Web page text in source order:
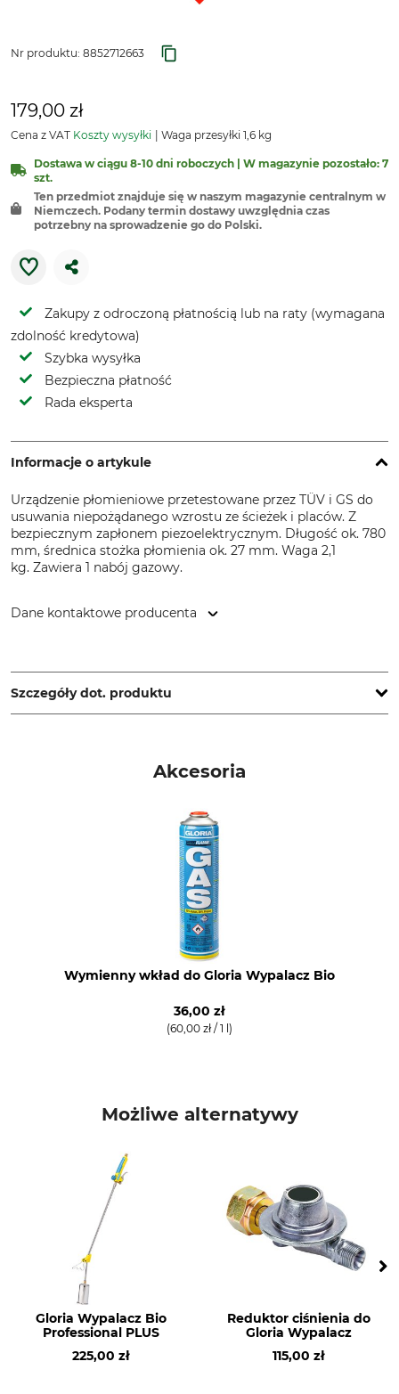
Nr produktu: 8852712663
179,00 zł
Cena z VAT Koszty wysyłki Waga przesyłki 1,6 kg
Dostawa w ciągu 8-10 dni roboczych | W magazynie pozostało: 7
szt.
Ten przedmiot znajduje się w naszym magazynie centralnym w
Niemczech. Podany termin dostawy uwzględnia czas
potrzebny na sprowadzenie go do Polski.
Zakupy z odroczoną płatnością lub na raty (wymagana
zdolność kredytowa)
Szybka wysyłka
Bezpieczna płatność
Rada eksperta
Informacje o artykule
Urządzenie płomieniowe przetestowane przez TÜV i GS do
usuwania niepożądanego wzrostu ze ścieżek i placów. Z
bezpiecznym zapłonem piezoelektrycznym. Długość ok. 780
mm, średnica stożka płomienia ok. 27 mm. Waga 2,1
kg. Zawiera 1 nabój gazowy.
Dane kontaktowe producenta
58456 Witten, Germany, www.gloriagarten.de
Szczegóły dot. produktu
Akcesoria
Wymienny wkład do Gloria Wypalacz Bio
36,00 zł
(60,00 zł / 1 l)
Możliwe alternatywy
Gloria Wypalacz Bio
Professional PLUS
225,00 zł
Reduktor ciśnienia do
Gloria Wypalacz
115,00 zł